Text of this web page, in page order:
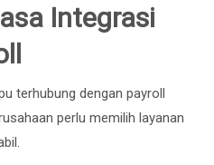
Integrasi
terhubung dengan payroll
perlu memilih layanan